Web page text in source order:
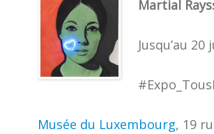
Martial
Jusqu’au
Musée du Luxembourg, 19